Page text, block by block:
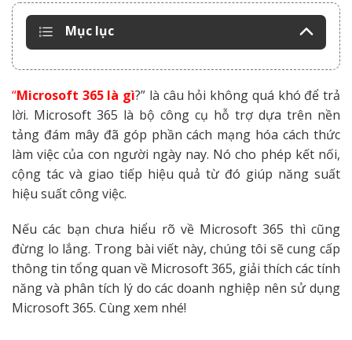
Mục lục
“Microsoft 365 là gì?” là câu hỏi không quá khó để trả
lời. Microsoft 365 là bộ công cụ hỗ trợ dựa trên nền
tảng đám mây đã góp phần cách mạng hóa cách thức
làm việc của con người ngày nay. Nó cho phép kết nối,
cộng tác và giao tiếp hiệu quả từ đó giúp năng suất
hiệu suất công việc.
Nếu các bạn chưa hiểu rõ về Microsoft 365 thì cũng
đừng lo lắng. Trong bài viết này, chúng tôi sẽ cung cấp
thông tin tổng quan về Microsoft 365, giải thích các tính
năng và phân tích lý do các doanh nghiệp nên sử dụng
Microsoft 365. Cùng xem nhé!